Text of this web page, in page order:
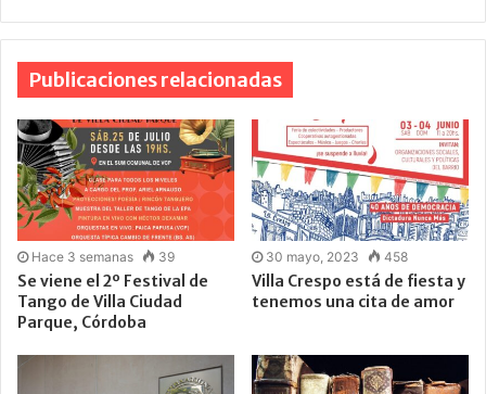
Publicaciones relacionadas
Hace 3 semanas 39
Se viene el 2º Festival de
Tango de Villa Ciudad
Parque, Córdoba
30 mayo, 2023 458
Villa Crespo está de fiesta y
tenemos una cita de amor